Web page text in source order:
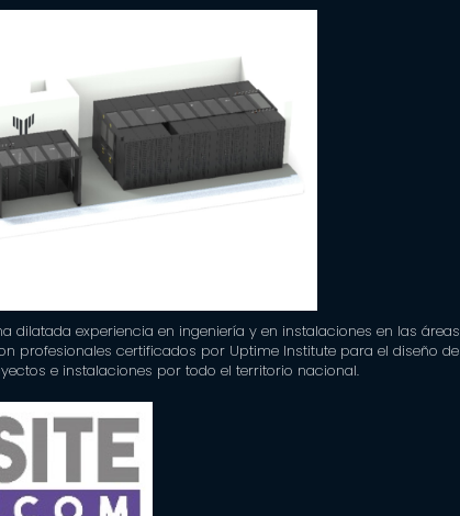
dilatada experiencia en ingeniería y en instalaciones en las áreas
profesionales certificados por Uptime Institute para el diseño de
e instalaciones por todo el territorio nacional.